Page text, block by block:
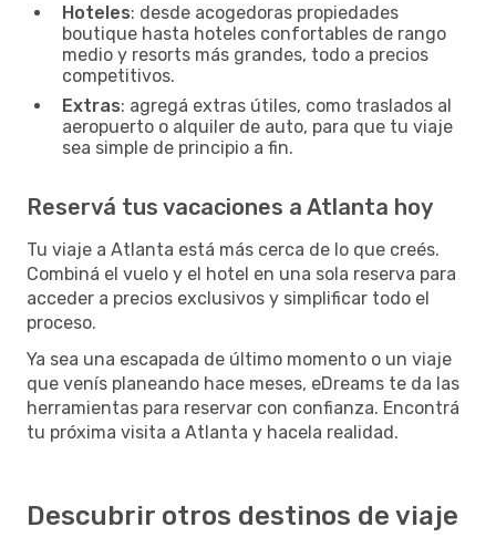
Hoteles: desde acogedoras propiedades
boutique hasta hoteles confortables de rango
medio y resorts más grandes, todo a precios
competitivos.
Extras: agregá extras útiles, como traslados al
aeropuerto o alquiler de auto, para que tu viaje
sea simple de principio a fin.
Reservá tus vacaciones a Atlanta hoy
Tu viaje a Atlanta está más cerca de lo que creés.
Combiná el vuelo y el hotel en una sola reserva para
acceder a precios exclusivos y simplificar todo el
proceso.
Ya sea una escapada de último momento o un viaje
que venís planeando hace meses, eDreams te da las
herramientas para reservar con confianza. Encontrá
tu próxima visita a Atlanta y hacela realidad.
Descubrir otros destinos de viaje